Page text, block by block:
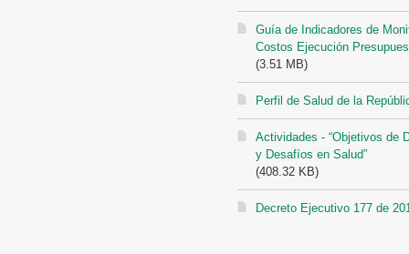
Guía de Indicadores de
Costos Ejecución
(3.51 MB)
Perfil de Salud de la
Actividades - “Objetivos de
y Desafíos en Salud”
(408.32 KB)
Decreto Ejecutivo 177 de